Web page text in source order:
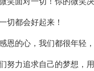
切都会好起来！
恩的心，我们都很年轻，
努力追求自己的梦想，